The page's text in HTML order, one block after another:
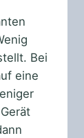
Bei
eine